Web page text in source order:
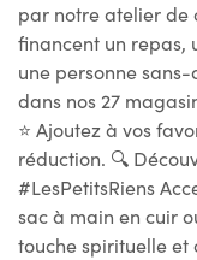
par notre atelier de
financent un repas,
une personne
dans nos 27
⭐ Ajoutez à vos
réduction. 🔍
#LesPetitsRiens
sac à main en cuir
touche spirituelle et